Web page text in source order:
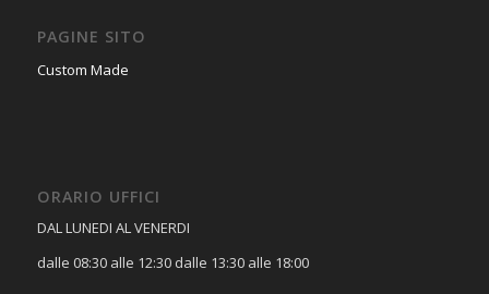
PAGINE SITO
Custom Made
ORARIO UFFICI
DAL LUNEDI AL VENERDI
dalle 08:30 alle 12:30 dalle 13:30 alle 18:00